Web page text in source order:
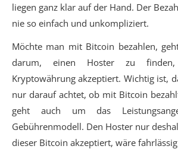
liegen ganz klar auf der Hand. Der
nie so einfach und unkompliziert.
Möchte man mit Bitcoin bezahlen,
darum, einen Hoster zu
Kryptowährung akzeptiert. Wichtig ist,
nur darauf achtet, ob mit Bitcoin
geht auch um das
Gebührenmodell. Den Hoster nur
dieser Bitcoin akzeptiert, wäre